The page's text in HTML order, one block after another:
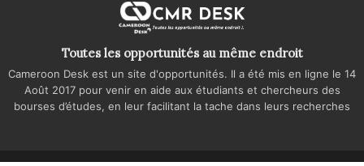
Toutes les opportunités au même endroit
Cameroon Desk est un site d'opportunités. Il a été mis en ligne le 14
Août 2017 pour venir en aide aux étudiants et chercheurs des
bourses d’études, en leur facilitant la tache dans leurs recherches